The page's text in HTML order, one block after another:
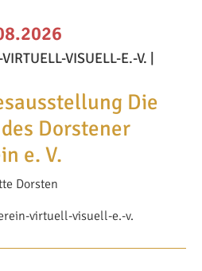
VISUELL-E.-V. |
Die
Dorstener
e. V.
Dorsten
virtuell-visuell-e.-v.